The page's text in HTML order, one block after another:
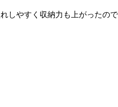
やすく収納力も上がったの